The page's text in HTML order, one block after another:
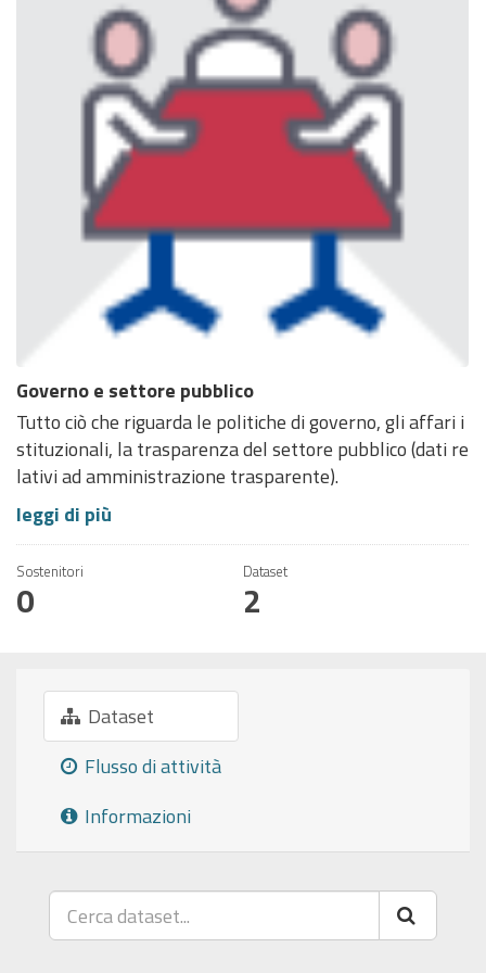
Governo e settore pubblico
Tutto ciò che riguarda le politiche di governo, gli affari i
stituzionali, la trasparenza del settore pubblico (dati re
lativi ad amministrazione trasparente).
leggi di più
Sostenitori
0
Dataset
2
Dataset
Flusso di attività
Informazioni